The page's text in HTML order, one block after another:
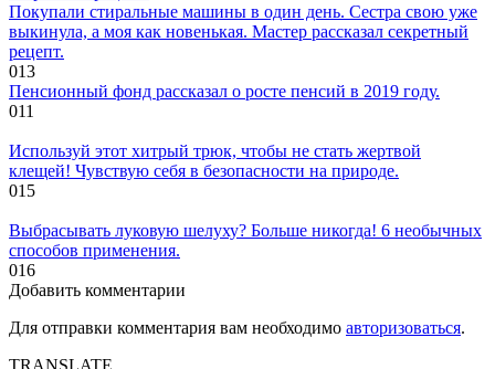
Покупали стиральные машины в один день. Сестра свою уже
выкинула, а моя как новенькая. Мастер рассказал секретный
рецепт.
013
Пенсионный фонд рассказал о росте пенсий в 2019 году.
011
Используй этот хитрый трюк, чтобы не стать жертвой
клещей! Чувствую себя в безопасности на природе.
015
Выбрасывать луковую шелуху? Больше никогда! 6 необычных
способов применения.
016
Добавить комментарии
Для отправки комментария вам необходимо авторизоваться.
TRANSLATE